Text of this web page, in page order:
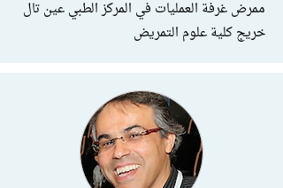
ممرض غرفة العمليات في المركز الطبي عين تال
خريج كلية علوم التمريض